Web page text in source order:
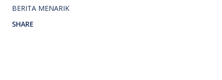
BERITA MENARIK
SHARE